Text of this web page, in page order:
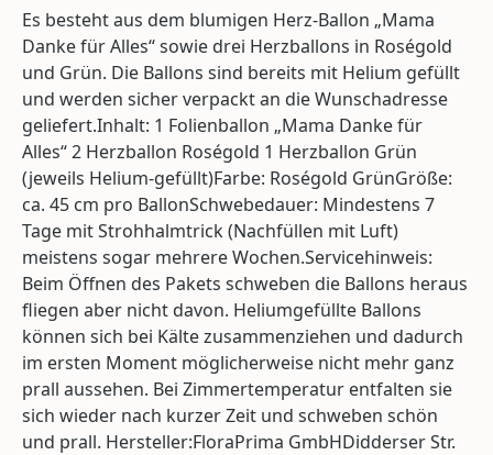
Es besteht aus dem blumigen Herz-Ballon „Mama
Danke für Alles“ sowie drei Herzballons in Roségold
und Grün. Die Ballons sind bereits mit Helium gefüllt
und werden sicher verpackt an die Wunschadresse
geliefert.Inhalt: 1 Folienballon „Mama Danke für
Alles“ 2 Herzballon Roségold 1 Herzballon Grün
(jeweils Helium-gefüllt)Farbe: Roségold GrünGröße:
ca. 45 cm pro BallonSchwebedauer: Mindestens 7
Tage mit Strohhalmtrick (Nachfüllen mit Luft)
meistens sogar mehrere Wochen.Servicehinweis:
Beim Öffnen des Pakets schweben die Ballons heraus
fliegen aber nicht davon. Heliumgefüllte Ballons
können sich bei Kälte zusammenziehen und dadurch
im ersten Moment möglicherweise nicht mehr ganz
prall aussehen. Bei Zimmertemperatur entfalten sie
sich wieder nach kurzer Zeit und schweben schön
und prall. Hersteller:FloraPrima GmbHDidderser Str.